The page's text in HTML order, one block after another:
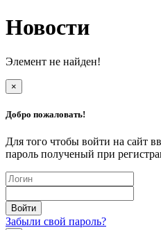
Новости
Элемент не найден!
×
Добро пожаловать!
Для того чтобы войти на сайт
пароль полученый при
Забыли свой пароль?